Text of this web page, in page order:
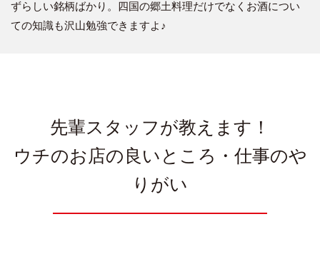
ずらしい銘柄ばかり。四国の郷土料理だけでなくお酒につい
ての知識も沢山勉強できますよ♪
先輩スタッフが教えます！
ウチのお店の良いところ・仕事のや
りがい